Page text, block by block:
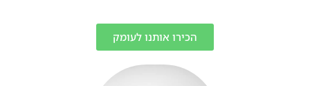
הכירו אותנו לעומק